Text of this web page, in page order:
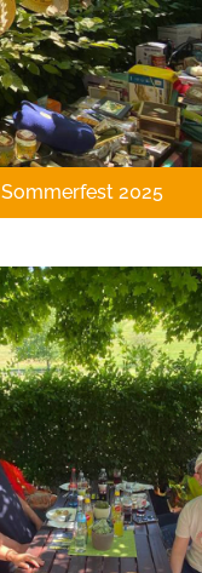
Sommerfest 2025